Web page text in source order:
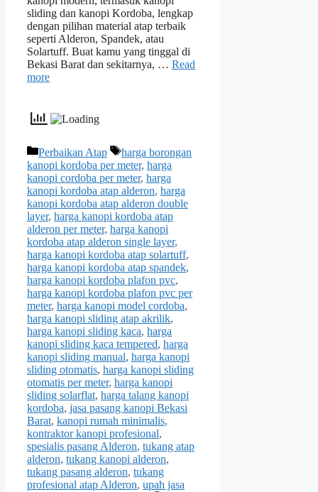
sliding dan kanopi Kordoba, lengkap
dengan pilihan material atap terbaik
seperti Alderon, Spandek, atau
Solartuff. Buat kamu yang tinggal di
Bekasi Barat dan sekitarnya, … Read
more
Categories
Perbaikan Atap Tags
harga borongan
kanopi kordoba per meter, harga
kanopi cordoba per meter, harga
kanopi kordoba atap alderon, harga
kanopi kordoba atap alderon double
layer, harga kanopi kordoba atap
alderon per meter, harga kanopi
kordoba atap alderon single layer,
harga kanopi kordoba atap solartuff,
harga kanopi kordoba atap spandek,
harga kanopi kordoba plafon pvc,
harga kanopi kordoba plafon pvc per
meter, harga kanopi model cordoba,
harga kanopi sliding atap akrilik,
harga kanopi sliding kaca, harga
kanopi sliding kaca tempered, harga
kanopi sliding manual, harga kanopi
sliding otomatis, harga kanopi sliding
otomatis per meter, harga kanopi
sliding solarflat, harga talang kanopi
kordoba, jasa pasang kanopi Bekasi
Barat, kanopi rumah minimalis,
kontraktor kanopi profesional,
spesialis pasang Alderon, tukang atap
alderon, tukang kanopi alderon,
tukang pasang alderon, tukang
profesional atap Alderon, upah jasa